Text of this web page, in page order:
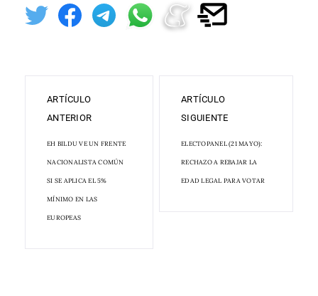
ARTÍCULO
ANTERIOR
EH BILDU VE UN FRENTE
NACIONALISTA COMÚN
SI SE APLICA EL 5%
MÍNIMO EN LAS
EUROPEAS
ARTÍCULO
SIGUIENTE
ELECTOPANEL (21 MAYO):
RECHAZO A REBAJAR LA
EDAD LEGAL PARA VOTAR